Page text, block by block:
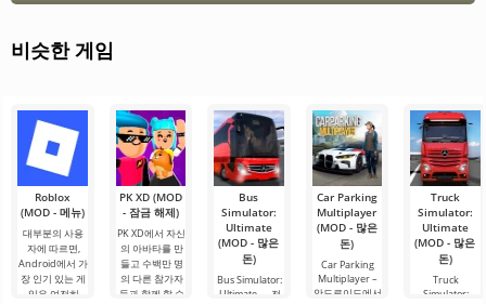
비슷한 게임
Roblox
(MOD - 메뉴)
대부분의 사용
자에 따르면,
Android에서 가
장 인기 있는 게
임은 여전히
PK XD (MOD
- 잠금 해제)
PK XD에서 자신
의 아바타를 만
들고 수백만 명
의 다른 참가자
들과 함께 할 수
Bus
Simulator:
Ultimate
(MOD - 많은
돈)
Bus Simulator:
Ultimate — 전
Car Parking
Multiplayer
(MOD - 많은
돈)
Car Parking
Multiplayer –
안드로이드에서
Truck
Simulator:
Ultimate
(MOD - 많은
돈)
Truck
Simulator: